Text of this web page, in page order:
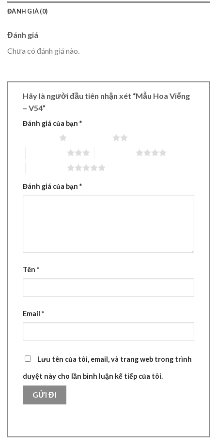
ĐÁNH GIÁ (0)
Đánh giá
Chưa có đánh giá nào.
Hãy là người đầu tiên nhận xét “Mẫu Hoa Viếng
– V54”
Đánh giá của bạn *
Đánh giá của bạn *
Tên *
Email *
Lưu tên của tôi, email, và trang web trong trình
duyệt này cho lần bình luận kế tiếp của tôi.